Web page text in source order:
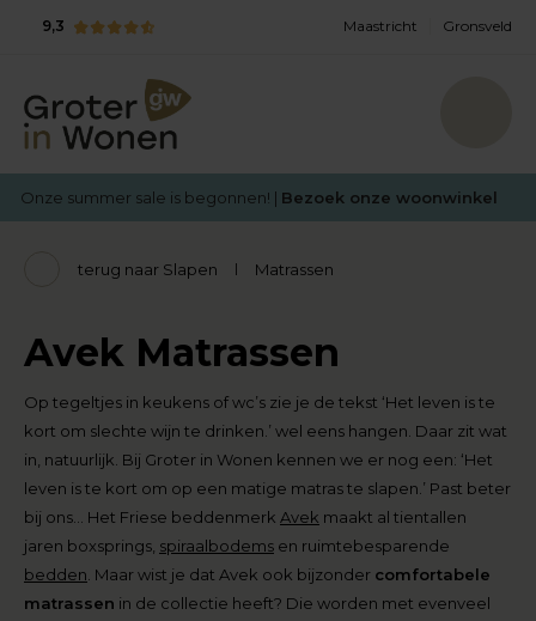
9,3 Maastricht Gronsveld
Onze summer sale is begonnen! | Bezoek onze woonwinkel
terug naar Slapen Matrassen
Avek Matrassen
Op tegeltjes in keukens of wc’s zie je de tekst ‘Het leven is te
kort om slechte wijn te drinken.’ wel eens hangen. Daar zit wat
in, natuurlijk. Bij Groter in Wonen kennen we er nog een: ‘Het
leven is te kort om op een matige matras te slapen.’ Past beter
bij ons… Het Friese beddenmerk Avek maakt al tientallen
jaren boxsprings, spiraalbodems en ruimtebesparende
bedden. Maar wist je dat Avek ook bijzonder comfortabele
matrassen in de collectie heeft? Die worden met evenveel